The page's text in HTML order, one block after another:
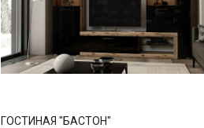
ГОСТИНАЯ "БАСТОН"